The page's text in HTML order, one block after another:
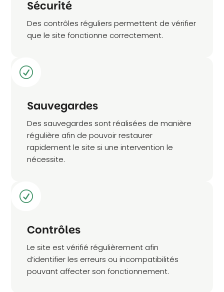
Sécurité
Des contrôles réguliers permettent de vérifier
que le site fonctionne correctement.
R
Sauvegardes
Des sauvegardes sont réalisées de manière
régulière afin de pouvoir restaurer
rapidement le site si une intervention le
nécessite.
R
Contrôles
Le site est vérifié régulièrement afin
d’identifier les erreurs ou incompatibilités
pouvant affecter son fonctionnement.